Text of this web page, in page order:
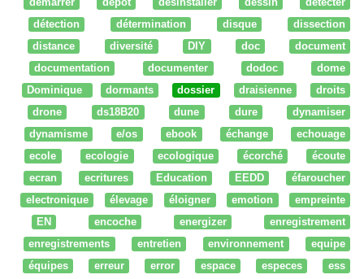
détection
détermination disque
dissection
distance
diversité DIY doc
document
documentation
documenter dodoc
dome
Dominique
dormants dossier draisienne
droits
drone
ds18B20 dune dure
dynamiser
dynamisme
e/os ebook échange
echouage
ecole
ecologie ecologique écorché
écoute
ecran
ecritures Education EEDD
éfaroucher
electronique
élevage éloigner emotion
empreinte
EN
encoche energizer
enregistrement
enregistrements
entretien environnement
equipe
équipes
erreur error espace especes
ess